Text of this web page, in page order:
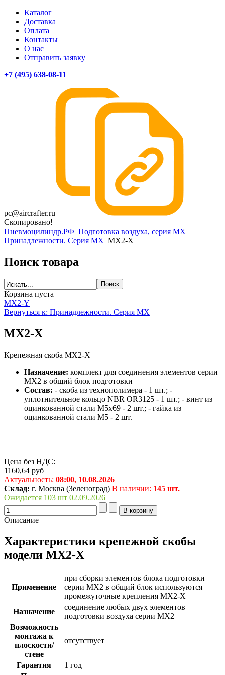
Каталог
Доставка
Оплата
Контакты
О нас
Отправить заявку
+7 (495) 638-08-11
pc@aircrafter.ru
Скопировано!
Пневмоцилиндр.РФ Подготовка воздуха, серия MX
Принадлежности. Серия MX MX2-X
Поиск товара
Корзина пуста
MX2-Y
Вернуться к: Принадлежности. Серия MX
MX2-X
Крепежная скоба MX2-X
Назначение: комплект для соединения элементов серии
MX2 в общий блок подготовки
Состав: - скоба из технополимера - 1 шт.; -
уплотнительное кольцо NBR OR3125 - 1 шт.; - винт из
оцинкованной стали М5х69 - 2 шт.; - гайка из
оцинкованной стали М5 - 2 шт.
Цена без НДС:
1160,64 руб
Актуальность: 08:00, 10.08.2026
Склад: г. Москва (Зеленоград) В наличии: 145 шт.
Ожидается 103 шт 02.09.2026
Описание
Характеристики крепежной скобы
модели MX2-X
Применение
при сборки элементов блока подготовки
серии MX2 в общий блок используются
промежуточные крепления МХ2-Х
Назначение
соединение любых двух элементов
подготовки воздуха серии MX2
Возможность
монтажа к
плоскости/
стене
отсутствует
Гарантия
1 год